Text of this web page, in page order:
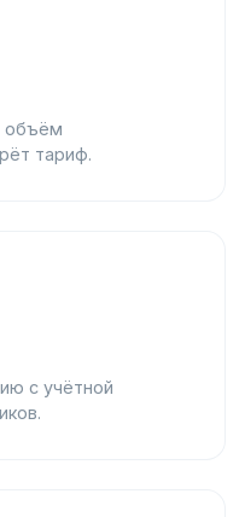
объём
тариф.
с учётной